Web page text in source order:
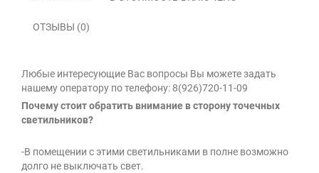
ОТЗЫВЫ (0)
Любые интересующие Вас вопросы Вы можете задать
нашему оператору по телефону: 8(926)720-11-09
Почему стоит обратить внимание в сторону точечных
светильников?
-В помещении с этими светильниками в полне возможно
долго не выключать свет.